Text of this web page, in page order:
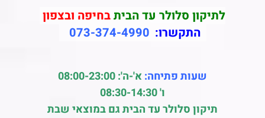
לתיקון סלולר עד הביתבחיפה ובצפון
התקשרו: 073-374-4990
שעות פתיחה:א'-ה': 08:00-23:00
ו' 08:30-14:30
תיקון סלולר עד הבית גם במוצאי שבת